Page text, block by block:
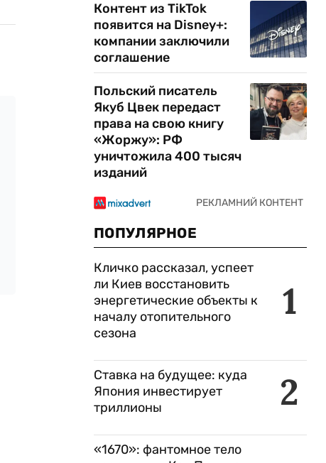
Контент из TikTok
появится на Disney+:
компании заключили
соглашение
Польский писатель
Якуб Цвек передаст
права на свою книгу
«Жоржу»: РФ
уничтожила 400 тысяч
изданий
ПОПУЛЯРНОЕ
1
Кличко рассказал, успеет
ли Киев восстановить
энергетические объекты к
началу отопительного
сезона
2
Ставка на будущее: куда
Япония инвестирует
триллионы
«1670»: фантомное тело